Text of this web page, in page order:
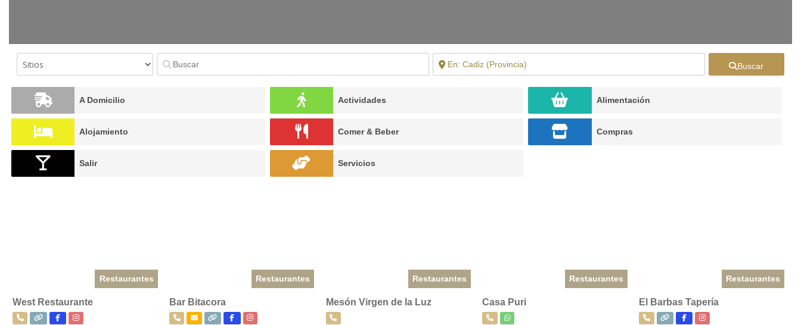
Buscar
A Domicilio Actividades Alimentación
Alojamiento Comer & Beber Compras
Salir Servicios
Restaurantes
West Restaurante
Restaurantes
Bar Bitacora
Restaurantes
Mesón Virgen de la Luz
Restaurantes
Casa Puri
Restaurantes
El Barbas Tapería